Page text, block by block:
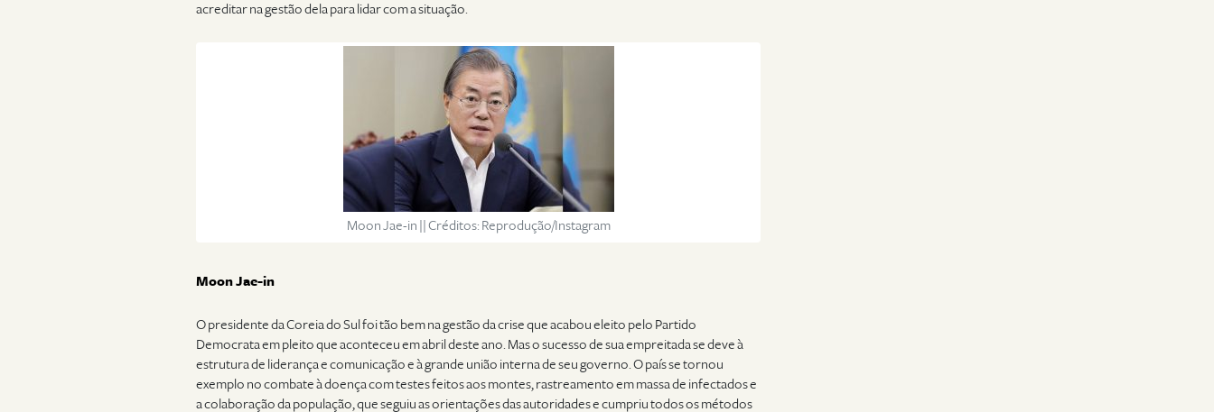
acreditar na gestão dela para lidar com a situação.
Moon Jae-in || Créditos: Reprodução/Instagram
Moon Jae-in
O presidente da Coreia do Sul foi tão bem na gestão da crise que acabou eleito pelo Partido
Democrata em pleito que aconteceu em abril deste ano. Mas o sucesso de sua empreitada se deve à
estrutura de liderança e comunicação e à grande união interna de seu governo. O país se tornou
exemplo no combate à doença com testes feitos aos montes, rastreamento em massa de infectados e
a colaboração da população, que seguiu as orientações das autoridades e cumpriu todos os métodos